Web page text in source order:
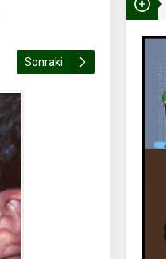
Sonraki